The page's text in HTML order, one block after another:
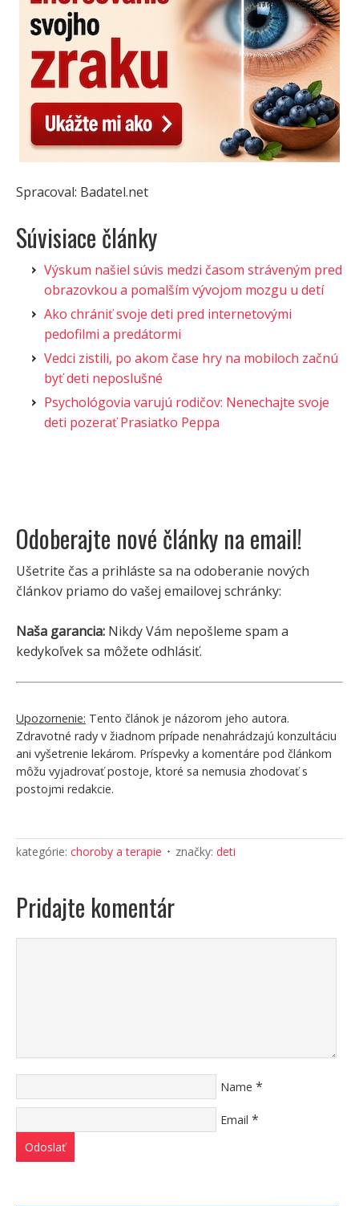
Spracoval: Badatel.net
Súvisiace články
Výskum našiel súvis medzi časom stráveným pred
obrazovkou a pomalším vývojom mozgu u detí
Ako chrániť svoje deti pred internetovými
pedofilmi a predátormi
Vedci zistili, po akom čase hry na mobiloch začnú
byť deti neposlušné
Psychológovia varujú rodičov: Nenechajte svoje
deti pozerať Prasiatko Peppa
Odoberajte nové články na email!
Ušetrite čas a prihláste sa na odoberanie nových
článkov priamo do vašej emailovej schránky:
Naša garancia: Nikdy Vám nepošleme spam a
kedykoľvek sa môžete odhlásiť.
Upozornenie: Tento článok je názorom jeho autora.
Zdravotné rady v žiadnom prípade nenahrádzajú konzultáciu
ani vyšetrenie lekárom. Príspevky a komentáre pod článkom
môžu vyjadrovať postoje, ktoré sa nemusia zhodovať s
postojmi redakcie.
kategórie: choroby a terapie značky: deti
Pridajte komentár
Name *
Email *